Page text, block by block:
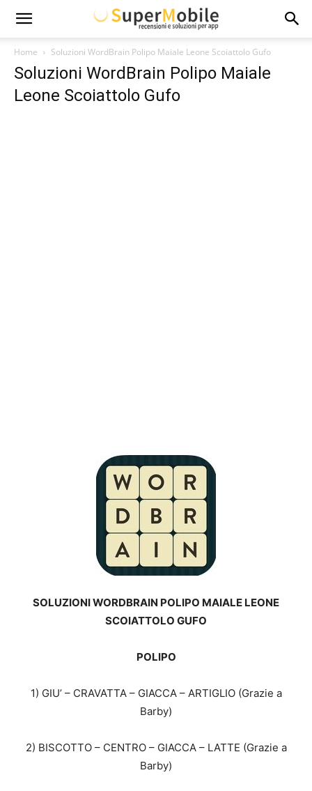
Super
Mobile
Home Soluzioni WordBrain Polipo Maiale Leone Scoiattolo Gufo
Soluzioni WordBrain Polipo Maiale
Leone Scoiattolo Gufo
SOLUZIONI WORDBRAIN POLIPO MAIALE LEONE
SCOIATTOLO GUFO
POLIPO
1) GIU’ – CRAVATTA – GIACCA – ARTIGLIO (Grazie a
Barby)
2) BISCOTTO – CENTRO – GIACCA – LATTE (Grazie a
Barby)